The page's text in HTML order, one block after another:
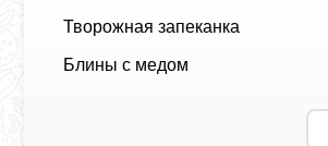
Творожная запеканка
Блины с медом